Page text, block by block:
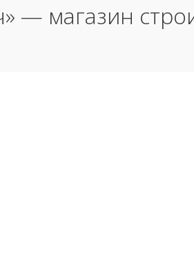
— магазин